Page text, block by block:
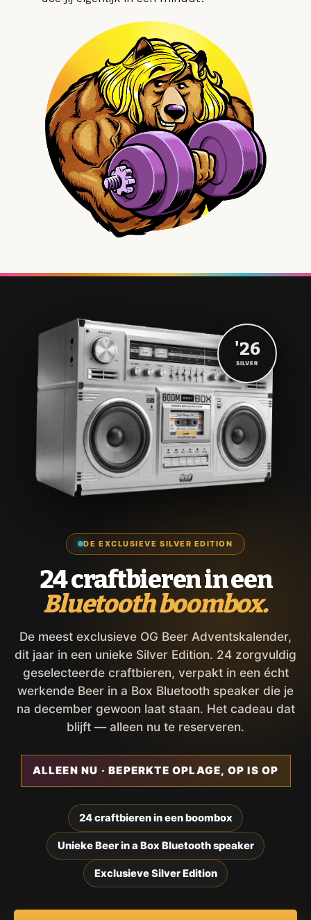
DE EXCLUSIEVE SILVER EDITION
24 craftbieren in een
Bluetooth boombox.
De meest exclusieve OG Beer Adventskalender,
dit jaar in een unieke Silver Edition. 24 zorgvuldig
geselecteerde craftbieren, verpakt in een écht
werkende Beer in a Box Bluetooth speaker die je
na december gewoon laat staan. Het cadeau dat
blijft — alleen nu te reserveren.
ALLEEN NU · BEPERKTE OPLAGE, OP IS OP
24 craftbieren in een boombox
Unieke Beer in a Box Bluetooth speaker
Exclusieve Silver Edition
'26
SILVER